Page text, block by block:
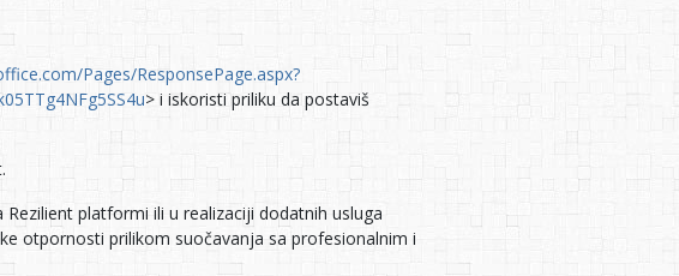
Pages/ResponsePage.aspx?
> i iskoristi priliku da postaviš
platformi ili u realizaciji dodatnih usluga
otpornosti prilikom suočavanja sa profesionalnim i